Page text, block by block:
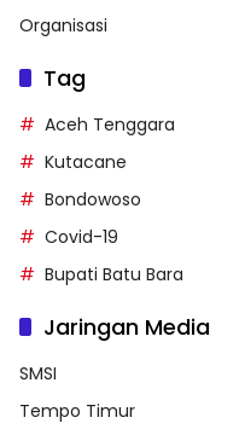
Organisasi
Tag
Aceh Tenggara
Kutacane
Bondowoso
Covid-19
Bupati Batu Bara
Jaringan Media
SMSI
Tempo Timur